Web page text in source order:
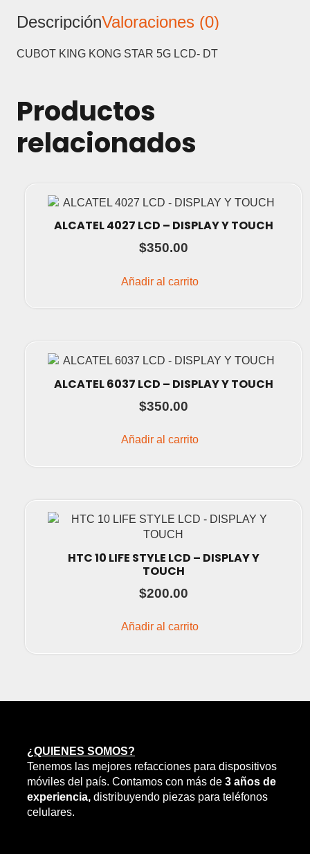
DISPLAY
TOUCH
DescripciónValoraciones (0)
CUBOT KING KONG STAR 5G LCD- DT
Productos
relacionados
ALCATEL 4027 LCD – DISPLAY Y TOUCH
$350.00
Añadir al carrito
ALCATEL 6037 LCD – DISPLAY Y TOUCH
$350.00
Añadir al carrito
HTC 10 LIFE STYLE LCD – DISPLAY Y
TOUCH
$200.00
Añadir al carrito
¿QUIENES SOMOS?
Tenemos las mejores refacciones para dispositivos
móviles del país. Contamos con más de 3 años de
experiencia, distribuyendo piezas para teléfonos
celulares.